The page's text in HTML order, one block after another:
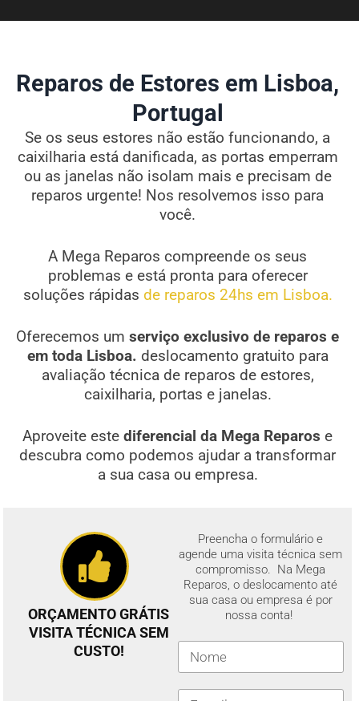
Reparos de Estores em Lisboa,
Portugal
Se os seus estores não estão funcionando, a
caixilharia está danificada, as portas emperram
ou as janelas não isolam mais e precisam de
reparos urgente! Nos resolvemos isso para
você.
A Mega Reparos compreende os seus
problemas e está pronta para oferecer
soluções rápidas de reparos 24hs em Lisboa.
Oferecemos um serviço exclusivo de reparos e
em toda Lisboa. deslocamento gratuito para
avaliação técnica de reparos de estores,
caixilharia, portas e janelas.
Aproveite estediferencial da Mega Reparos e
descubra como podemos ajudar a transformar
a sua casa ou empresa.
ORÇAMENTO GRÁTIS
VISITA TÉCNICA SEM
CUSTO!
Preencha o formulário e
agende uma visita técnica sem
compromisso. Na Mega
Reparos, o deslocamento até
sua casa ou empresa é por
nossa conta!